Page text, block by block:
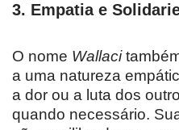
3. Empatia e
O nome Wallaci
a uma natureza
a dor ou a luta dos
quando necessário.